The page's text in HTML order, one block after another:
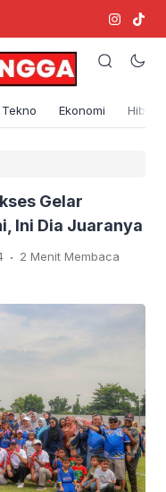
Tekno Ekonomi
Gelar
Ini Dia Juaranya
. 2 Menit Membaca